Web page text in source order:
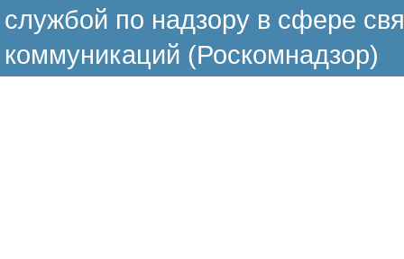
службой по надзору в сфере
коммуникаций (Роскомнадзор)